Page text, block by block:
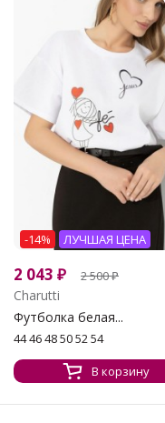
-14% ЛУЧШАЯ ЦЕНА
2 043 ₽ 2 500₽
Charutti
Футболка белая...
44 46 48 50 52 54
В корзину